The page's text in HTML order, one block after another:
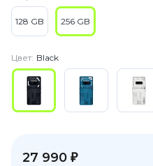
128 GB 256 GB
Цвет: Black
27 990 ₽